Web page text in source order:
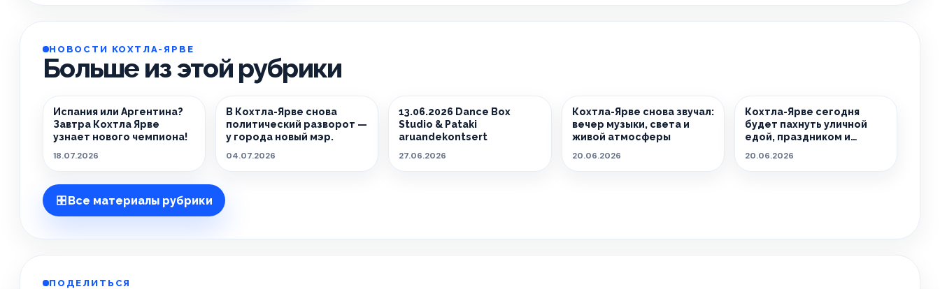
НОВОСТИ КОХТЛА-ЯРВЕ
Больше из этой рубрики
Испания или Аргентина?
Завтра Кохтла Ярве
узнает нового чемпиона!
18.07.2026
В Кохтла-Ярве снова
политический разворот —
у города новый мэр.
04.07.2026
13.06.2026 Dance Box
Studio & Pataki
aruandekontsert
27.06.2026
Кохтла-Ярве снова звучал:
вечер музыки, света и
живой атмосферы
20.06.2026
Кохтла-Ярве сегодня
будет пахнуть уличной
едой, праздником и
20.06.2026
Все материалы рубрики
ПОДЕЛИТЬСЯ